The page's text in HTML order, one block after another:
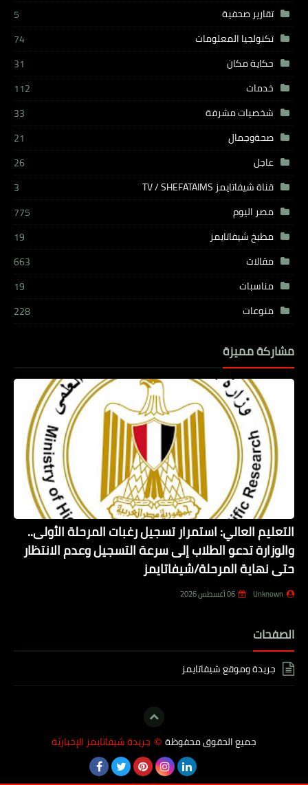
تقارير صحفية
5
تكنولجيا المعلومات
74
حكاية مكان
31
خدمات
112
شخصيات مشرفة
33
صحةوجمال
21
عاجل
26
قناة شيفاتايمز TV / SHEFATAIMS
3
مصر اليوم
775
مطبخ شيفاتايمز
19
مقالات
663
مناسبات
19
منوعات
228
مشاركة مميزة
التعليم العالي: استمرار تسجيل رغبات المرحلة الأولى..
والوزارة تدعو الطلاب إلى سرعة التسجيل وعدم الانتظار
حتى نهاية المرحلة/شيفاتايمز
Unknown 06 أغسطس 2026
الصفحات
جريدة وموقع شيفاتايمز
جميع الحقوق محفوظة © جريدة شيفاتايمز الإخباريّة